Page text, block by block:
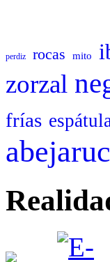
perdiz rocas mito
zorzal
frías